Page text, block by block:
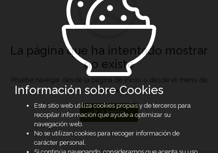
La página que ha intentado mostrar
no existe
Pruebe navegar desde la página de inicio o desde el menú de
opciones
Ir a Inicio
Información sobre Cookies
Este sitio web utiliza cookies propias y de terceros para
recopilar información que ayude a optimizar su
navegación web.
No se utilizan cookies para recoger información de
carácter personal.